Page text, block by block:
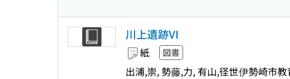
川上遺跡VI
紙 図書
出浦,崇, 勢藤,力, 有山,径世伊勢崎市